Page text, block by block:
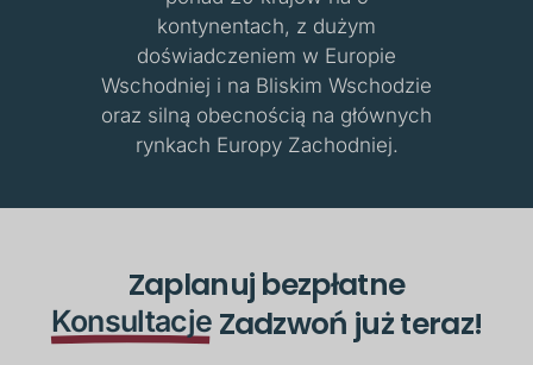
kontynentach, z dużym
doświadczeniem w Europie
Wschodniej i na Bliskim Wschodzie
oraz silną obecnością na głównych
rynkach Europy Zachodniej.
Zaplanuj bezpłatne
Konsultacje Zadzwoń już teraz!